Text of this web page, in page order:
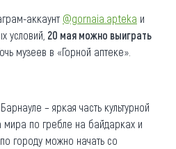
аккаунт @gornaia.apteka и
условий, 20 мая можно выиграть
музеев в «Горной аптеке».
– яркая часть культурной
по гребле на байдарках и
городу можно начать со